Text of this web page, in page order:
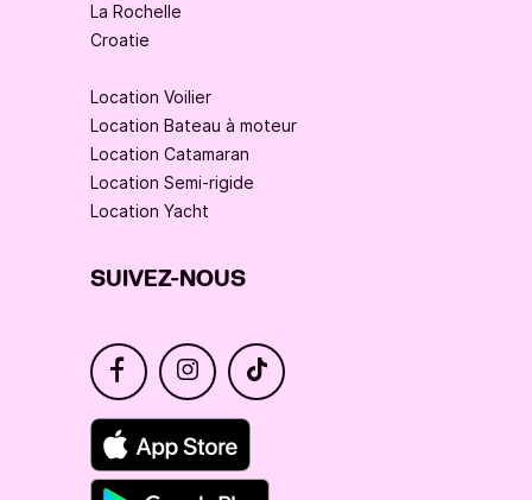
La Rochelle
Croatie
Location Voilier
Location Bateau à moteur
Location Catamaran
Location Semi-rigide
Location Yacht
SUIVEZ-NOUS